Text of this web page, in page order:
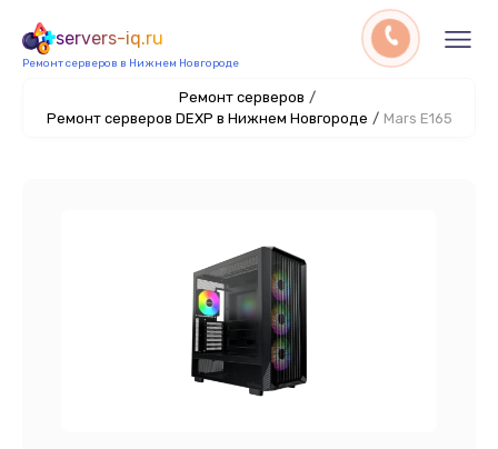
servers-iq.ru
Ремонт серверов в Нижнем Новгороде
Ремонт серверов /
Ремонт серверов DEXP в Нижнем Новгороде / Mars E165